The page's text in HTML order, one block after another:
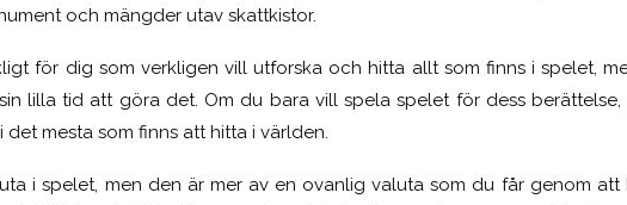
och mängder utav skattkistor.
för dig som verkligen vill utforska och hitta allt som finns i spelet,
lilla tid att göra det. Om du bara vill spela spelet för dess
det mesta som finns att hitta i världen.
i spelet, men den är mer av en ovanlig valuta som du får genom att